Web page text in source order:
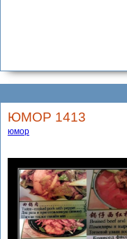
ЮМОР 1413
юмор